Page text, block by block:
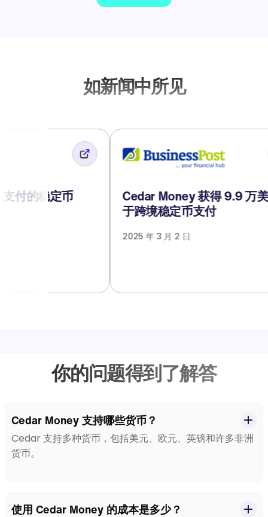
如新闻中所见
付的稳定币
Cedar Money 获得 9.9 万美
于跨境稳定币支付
2025 年 3 月 2 日
你的问题得到了解答
Cedar Money 支持哪些货币？
Cedar 支持多种货币，包括美元、欧元、英镑和许多非洲
货币。
使用 Cedar Money 的成本是多少？